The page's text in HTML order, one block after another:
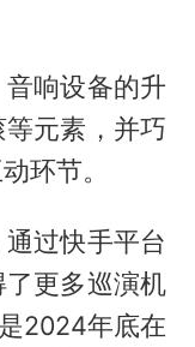
响设备的升
元素，并巧
环节。
过快手平台
更多巡演机
2024年底在